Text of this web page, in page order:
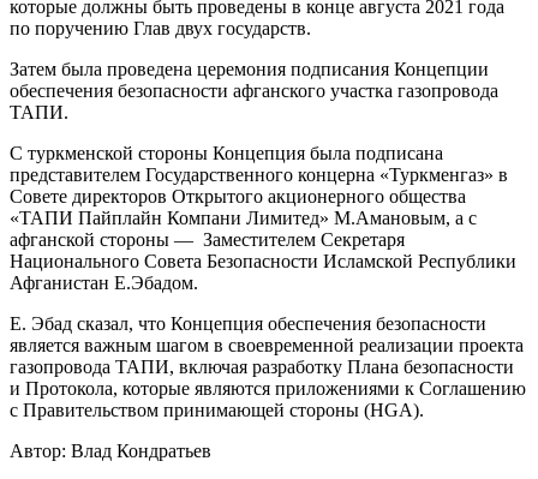
которые должны быть проведены в конце августа 2021 года
по поручению Глав двух государств.
Затем была проведена церемония подписания Концепции
обеспечения безопасности афганского участка газопровода
ТАПИ.
С туркменской стороны Концепция была подписана
представителем Государственного концерна «Туркменгаз» в
Совете директоров Открытого акционерного общества
«ТАПИ Пайплайн Компани Лимитед» М.Амановым, а с
афганской стороны — Заместителем Секретаря
Национального Совета Безопасности Исламской Республики
Афганистан Е.Эбадом.
Е. Эбад сказал, что Концепция обеспечения безопасности
является важным шагом в своевременной реализации проекта
газопровода ТАПИ, включая разработку Плана безопасности
и Протокола, которые являются приложениями к Соглашению
с Правительством принимающей стороны (HGA).
Автор: Влад Кондратьев